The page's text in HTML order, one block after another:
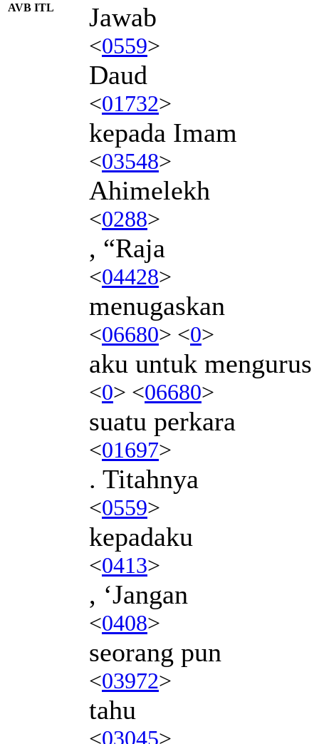
AVB ITL Jawab
<0559>
Daud
<01732>
kepada Imam
<03548>
Ahimelekh
<0288>
, “Raja
<04428>
menugaskan
<06680> <0>
aku untuk mengurus
<0> <06680>
suatu perkara
<01697>
. Titahnya
<0559>
kepadaku
<0413>
, ‘Jangan
<0408>
seorang pun
<03972>
tahu
<03045>